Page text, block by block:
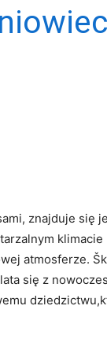
znajduje się‌
atmosferze.
się z